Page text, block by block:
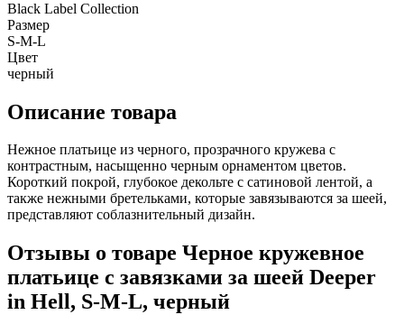
Black Label Collection
Размер
S-M-L
Цвет
черный
Описание товара
Нежное платьице из черного, прозрачного кружева с
контрастным, насыщенно черным орнаментом цветов.
Короткий покрой, глубокое декольте с сатиновой лентой, а
также нежными бретельками, которые завязываются за шеей,
представляют соблазнительный дизайн.
Отзывы о товаре Черное кружевное
платьице с завязками за шеей Deeper
in Hell, S-M-L, черный